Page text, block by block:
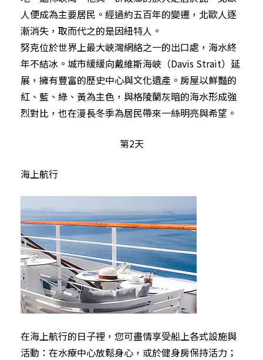
人便成為主要居民。經過約五百年的變遷，北歐人逐
漸消失，取而代之的是因紐特人。
努克位於世界上最大峽灣網絡之一的出口處，海水終
年不結冰。城市緩緩向戴維斯海峽（Davis Strait）延
展，擁有豐富的歷史中心與文化遺產。房屋以鮮豔的
紅、藍、綠、黃為主色，與格陵蘭灰暗的海水形成強
烈對比，也在漫長冬季為居民帶來一絲明亮與希望。
第2天
海上航行
在海上航行的日子裡，您可盡情享受船上各式設施與
活動：在水療中心放鬆身心，或於健身房保持活力；